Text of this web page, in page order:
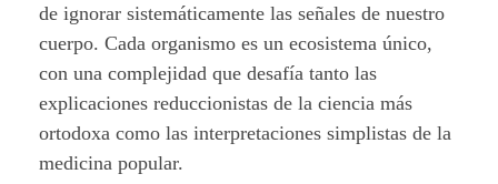
de ignorar sistemáticamente las señales de nuestro
cuerpo. Cada organismo es un ecosistema único,
con una complejidad que desafía tanto las
explicaciones reduccionistas de la ciencia más
ortodoxa como las interpretaciones simplistas de la
medicina popular.